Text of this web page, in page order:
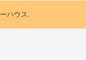
ハウス.